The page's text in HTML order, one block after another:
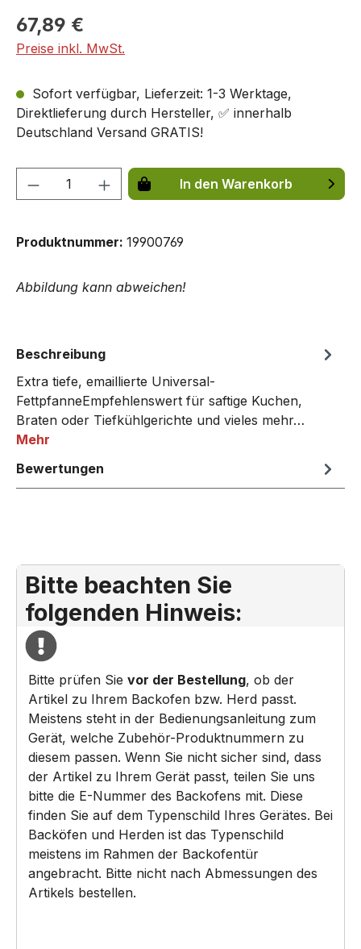
67,89 €
Preise inkl. MwSt.
Sofort verfügbar, Lieferzeit: 1-3 Werktage,
Direktlieferung durch Hersteller, ✅ innerhalb
Deutschland Versand GRATIS!
Produkt Anzahl: Gib denIn den Warenkorb
Produktnummer: 19900769
Abbildung kann abweichen!
Beschreibung
Extra tiefe, emaillierte Universal-
FettpfanneEmpfehlenswert für saftige Kuchen,
Braten oder Tiefkühlgerichte und vieles mehr…
Mehr
Bewertungen
Bitte beachten Sie
folgenden Hinweis:
Bitte prüfen Sie vor der Bestellung, ob der
Artikel zu Ihrem Backofen bzw. Herd passt.
Meistens steht in der Bedienungsanleitung zum
Gerät, welche Zubehör-Produktnummern zu
diesem passen. Wenn Sie nicht sicher sind, dass
der Artikel zu Ihrem Gerät passt, teilen Sie uns
bitte die E-Nummer des Backofens mit. Diese
finden Sie auf dem Typenschild Ihres Gerätes. Bei
Backöfen und Herden ist das Typenschild
meistens im Rahmen der Backofentür
angebracht. Bitte nicht nach Abmessungen des
Artikels bestellen.